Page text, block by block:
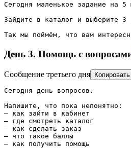
Сегодня маленькое задание на 5
Зайдите в каталог и выберите
Так мы поймём, что вам
День 3. Помощь с
Сообщение третьего дня Копировать
Сегодня день вопросов.
Напишите, что пока непонятно:
— как зайти в кабинет
— где смотреть каталог
— как сделать заказ
— что такое баллы
— как получить помощь